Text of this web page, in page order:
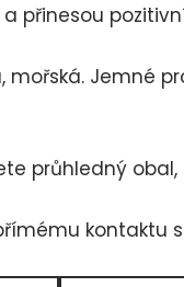
přinesou
mořská. Jemné
průhledný
kontaktu